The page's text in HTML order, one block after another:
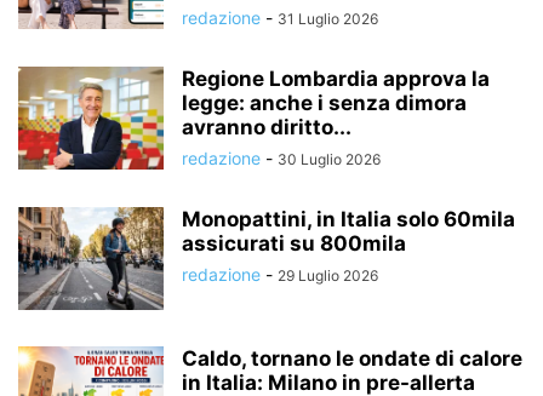
redazione - 31 Luglio 2026
Regione Lombardia approva la
legge: anche i senza dimora
avranno diritto...
redazione - 30 Luglio 2026
Monopattini, in Italia solo 60mila
assicurati su 800mila
redazione - 29 Luglio 2026
Caldo, tornano le ondate di calore
in Italia: Milano in pre-allerta